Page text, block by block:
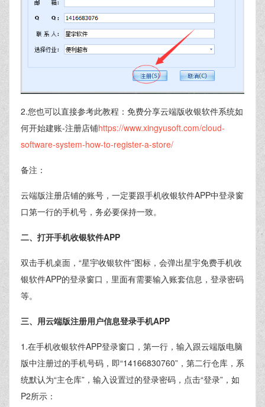
2.您也可以直接参考此教程：免费分享云端版收银软件系统如
何开始建账-注册店铺https://www.xingyusoft.com/cloud-
software-system-how-to-register-a-store/
备注：
云端版注册店铺的账号，一定要跟手机收银软件APP中登录窗
口第一行的手机号，务必要保持一致。
二、打开手机收银软件APP
双击手机桌面，“星宇收银软件”图标，会弹出星宇免费手机收
银软件APP的登录窗口，里面有需要输入账套信息，登录密码
等。
三、用云端版注册用户信息登录手机APP
1.在手机收银软件APP登录窗口，第一行，输入跟云端版电脑
版中注册过的手机号码，即“14166830760”，第二行仓库，系
统默认为“主仓库”，输入设置过的登录密码，点击“登录”，如
P2所示：